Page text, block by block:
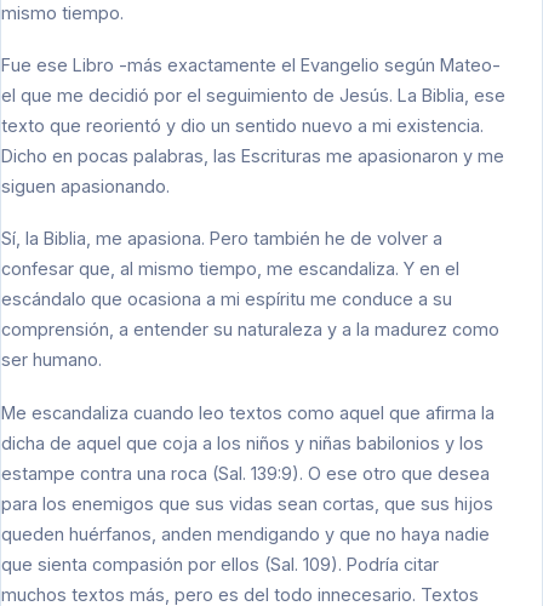
mismo tiempo.
Fue ese Libro -más exactamente el Evangelio según Mateo-
el que me decidió por el seguimiento de Jesús. La Biblia, ese
texto que reorientó y dio un sentido nuevo a mi existencia.
Dicho en pocas palabras, las Escrituras me apasionaron y me
siguen apasionando.
Sí, la Biblia, me apasiona. Pero también he de volver a
confesar que, al mismo tiempo, me escandaliza. Y en el
escándalo que ocasiona a mi espíritu me conduce a su
comprensión, a entender su naturaleza y a la madurez como
ser humano.
Me escandaliza cuando leo textos como aquel que afirma la
dicha de aquel que coja a los niños y niñas babilonios y los
estampe contra una roca (Sal. 139:9). O ese otro que desea
para los enemigos que sus vidas sean cortas, que sus hijos
queden huérfanos, anden mendigando y que no haya nadie
que sienta compasión por ellos (Sal. 109). Podría citar
muchos textos más, pero es del todo innecesario. Textos